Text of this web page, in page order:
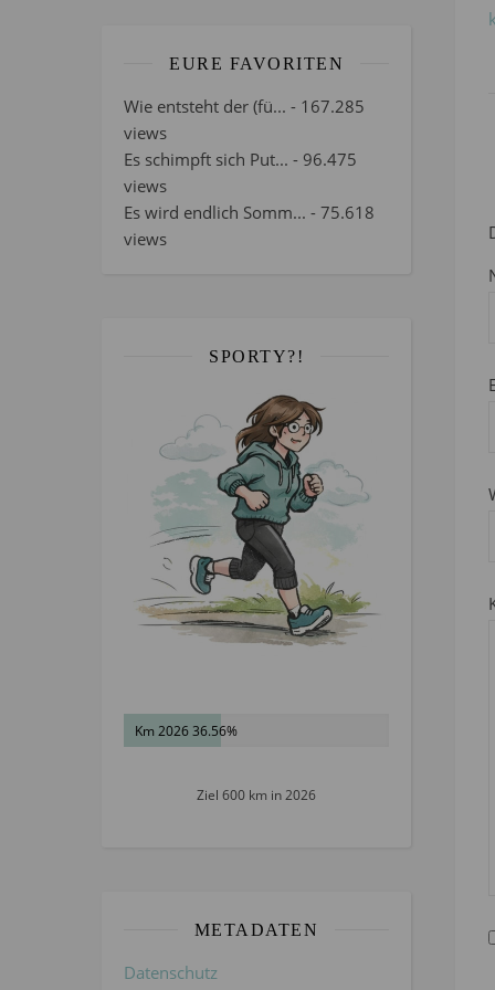
EURE FAVORITEN
Wie entsteht der (fü... - 167.285
views
Es schimpft sich Put... - 96.475
views
Es wird endlich Somm... - 75.618
views
SPORTY?!
Km 2026 36.56%
Ziel 600 km in 2026
METADATEN
Datenschutz